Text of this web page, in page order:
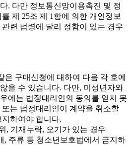
. 다만 정보통신망이용촉진 및 정
제 25조 제 1항에 의한 개인정보
련 법령에 달리 정함이 있는 경우
은 구매신청에 대하여 다음 각 호에
을 수 있습니다. 다만, 미성년자와
에는 법정대리인의 동의를 얻지 못
는 법정대리인이 계약을 취소할
하여야 합니다.
, 기재누락, 오기가 있는 경우
, 주류 등 청소년보호법에서 금지하